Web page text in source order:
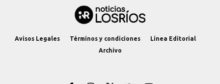
Avisos Legales Términos y condiciones
Línea Editorial
Archivo